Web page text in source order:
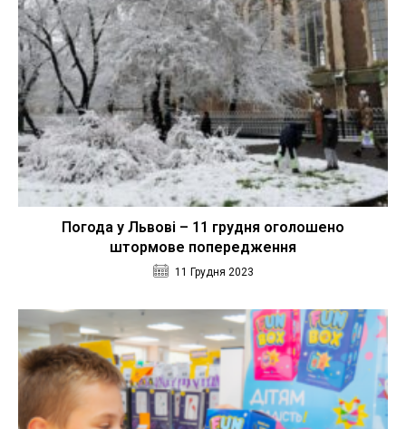
Погода у Львові – 11 грудня оголошено
штормове попередження
11 Грудня 2023